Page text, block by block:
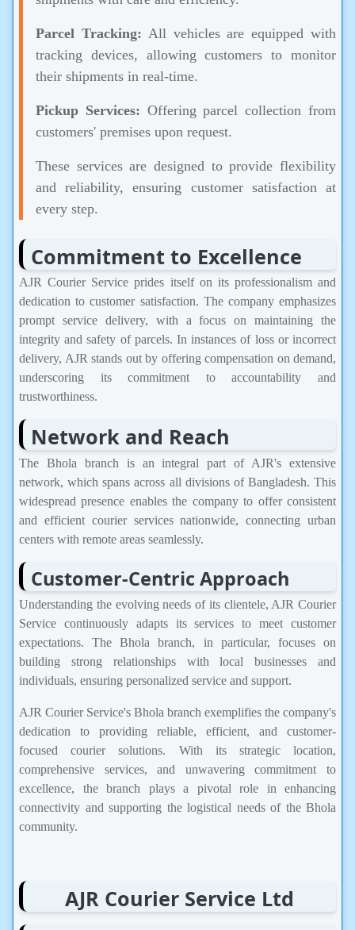
Parcel Tracking: All vehicles are equipped with
tracking devices, allowing customers to monitor
their shipments in real-time.
Pickup Services: Offering parcel collection from
customers' premises upon request.
These services are designed to provide flexibility
and reliability, ensuring customer satisfaction at
every step.
Commitment to Excellence
AJR Courier Service prides itself on its professionalism and
dedication to customer satisfaction. The company emphasizes
prompt service delivery, with a focus on maintaining the
integrity and safety of parcels. In instances of loss or incorrect
delivery, AJR stands out by offering compensation on demand,
underscoring its commitment to accountability and
trustworthiness.
Network and Reach
The Bhola branch is an integral part of AJR's extensive
network, which spans across all divisions of Bangladesh. This
widespread presence enables the company to offer consistent
and efficient courier services nationwide, connecting urban
centers with remote areas seamlessly.
Customer-Centric Approach
Understanding the evolving needs of its clientele, AJR Courier
Service continuously adapts its services to meet customer
expectations. The Bhola branch, in particular, focuses on
building strong relationships with local businesses and
individuals, ensuring personalized service and support.
AJR Courier Service's Bhola branch exemplifies the company's
dedication to providing reliable, efficient, and customer-
focused courier solutions. With its strategic location,
comprehensive services, and unwavering commitment to
excellence, the branch plays a pivotal role in enhancing
connectivity and supporting the logistical needs of the Bhola
community.
AJR Courier Service Ltd